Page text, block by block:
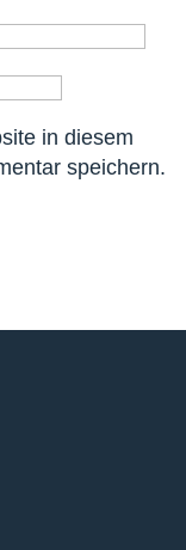
in diesem
speichern.